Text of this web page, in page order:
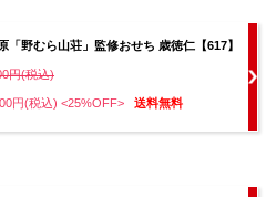
「野むら山荘」監修おせち 歳徳仁【617】
円(税込)
円(税込) <25%OFF> 送料無料